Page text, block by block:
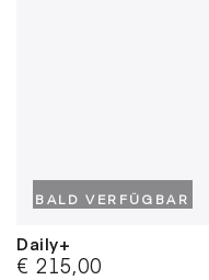
Daily+
Regulärer
€ 215,00
BALD VERFÜGBAR